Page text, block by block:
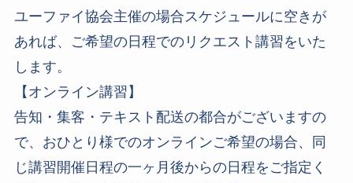
ユーファイ協会主催の場合スケジュールに空きが
あれば、ご希望の日程でのリクエスト講習をいた
します。
【オンライン講習】
告知・集客・テキスト配送の都合がございますの
で、おひとり様でのオンラインご希望の場合、同
じ講習開催日程の一ヶ月後からの日程をご指定く